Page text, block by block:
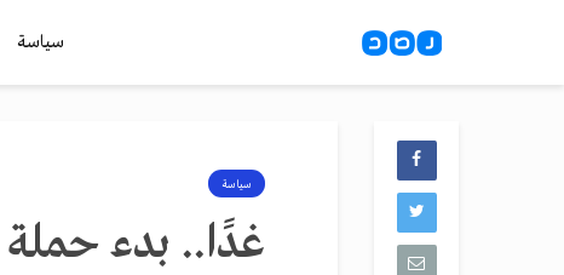
سياسة
سياسة
غدًا.. بدء